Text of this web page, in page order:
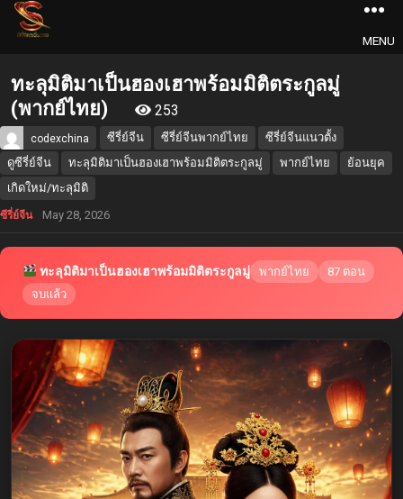
MENU
ทะลุมิติมาเป็นฮองเฮาพร้อมมิติตระกูลมู่
(พากย์ไทย)
253
codexchina ซีรี่ย์จีน ซีรี่ย์จีนพากย์ไทย
ซีรี่ย์จีนแนวตั้ง
ดูซีรี่ย์จีน
ทะลุมิติมาเป็นฮองเฮาพร้อมมิติตระกูลมู่ พากย์ไทย
ย้อนยุค
เกิดใหม่/ทะลุมิติ
ซีรี่ย์จีน May 28, 2026
ทะลุมิติมาเป็นฮองเฮาพร้อมมิติตระกูลมู่ พากย์ไทย
87 ตอน
จบแล้ว